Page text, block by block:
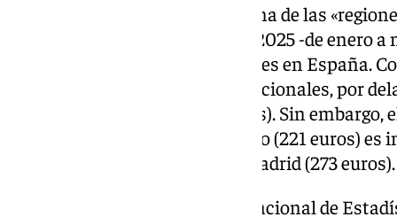
se consolida como una de las
durante el primer trimestre de 2025 -de enero
destino de los viajes de residentes en España.
más visitada por los viajeros nacionales, por
viajes) y Madrid (3.302.762 viajes). Sin
quienes nos eligen como destino (221 euros)
euros), Canarias (357 euros) y Madrid (273 euros).
Según los datos del Instituto Nacional de